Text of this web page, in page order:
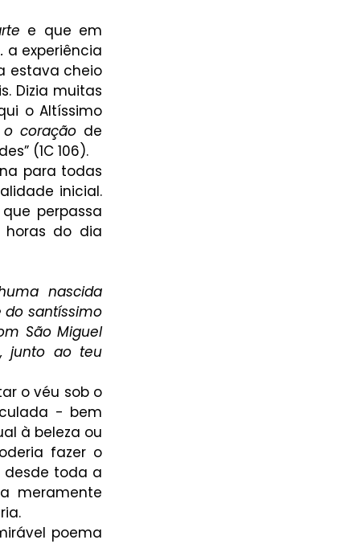
e que em
a experiência
estava cheio
Dizia muitas
o Altíssimo
coração de
(1C 106).
para todas
inicial.
perpassa
do dia
nascida
do santíssimo
São Miguel
junto ao teu
o véu sob o
- bem
à beleza ou
fazer o
desde toda a
meramente
poema